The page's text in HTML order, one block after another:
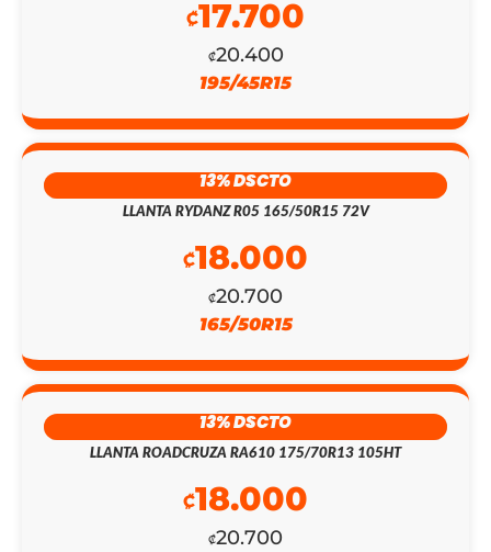
₡20.400
₡17.700
195/45R15
13% DSCTO
LLANTA RYDANZ R05 165/50R15 72V
₡20.700
₡18.000
165/50R15
13% DSCTO
LLANTA ROADCRUZA RA610 175/70R13 105HT
₡20.700
₡18.000
EL
PRECIO
ORIGINAL
EL
PRECIO